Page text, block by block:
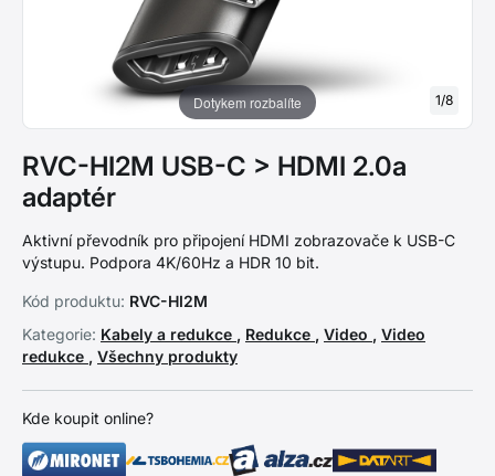
Dotykem rozbalíte 1/8
RVC-HI2M USB-C > HDMI 2.0a
adaptér
Aktivní převodník pro připojení HDMI zobrazovače k USB-C
výstupu. Podpora 4K/60Hz a HDR 10 bit.
Kód produktu: RVC-HI2M
Kategorie: Kabely a redukce , Redukce , Video , Video
redukce , Všechny produkty
Kde koupit online?